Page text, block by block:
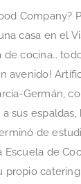
Company?
casa en el
de cocina…
avenido!
Germán,
sus espaldas,
de
Escuela de
catering.